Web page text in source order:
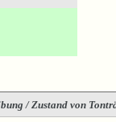
/ Zustand von